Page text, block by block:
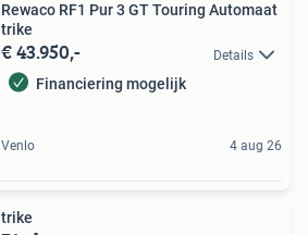
Rewaco RF1 Pur 3 GT Touring Automaat
trike
€ 43.950,- Details
Financiering mogelijk
Venlo 4 aug 26
trike